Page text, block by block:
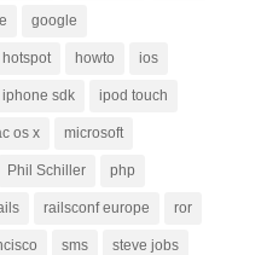
google
hotspot howto ios
iphone sdk ipod touch
os x microsoft
Phil Schiller php
railsconf europe ror
sms steve jobs